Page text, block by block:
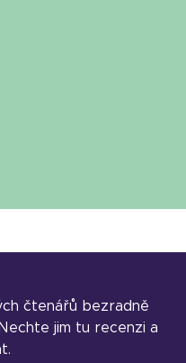
čtenářů bezradně
jim tu recenzi a